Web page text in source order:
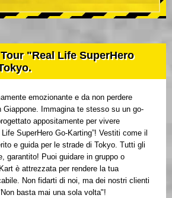
"Real Life SuperHero
emozionante e da non perdere
Giappone. Immagina te stesso su un go-
appositamente per vivere
Life SuperHero Go-Karting”! Vestiti come il
e guida per le strade di Tokyo. Tutti gli
garantito! Puoi guidare in gruppo o
è attrezzata per rendere la tua
Non fidarti di noi, ma dei nostri clienti
basta mai una sola volta"!